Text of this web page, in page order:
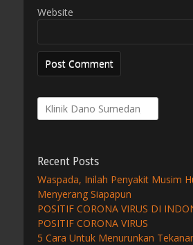
Website
Search
for:
Recent Posts
Waspada, Inilah Penyakit Musim
Menyerang Siapapun
POSITIF CORONA VIRUS DI
POSITIF CORONA VIRUS
5 Cara Untuk Menurunkan